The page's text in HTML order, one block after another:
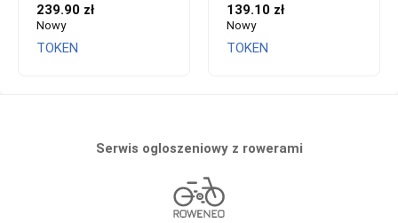
239.90 zł
Nowy
TOKEN
139.10 zł
Nowy
TOKEN
Serwis ogloszeniowy z rowerami